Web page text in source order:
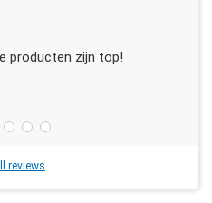
producten zijn top!
reviews